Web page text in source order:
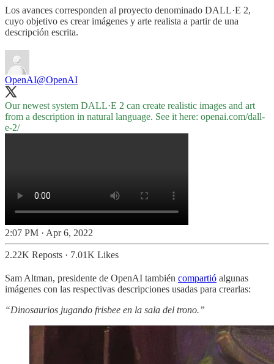
Los avances corresponden al proyecto denominado DALL·E 2,
cuyo objetivo es crear imágenes y arte realista a partir de una
descripción escrita.
OpenAI@OpenAI
Our newest system DALL·E 2 can create realistic images and art
from a description in natural language. See it here: openai.com/dall-
e-2/
2:07 PM · Apr 6, 2022
2.22K Reposts · 7.01K Likes
Sam Altman, presidente de OpenAI también compartió algunas
imágenes con las respectivas descripciones usadas para crearlas:
“Dinosaurios jugando frisbee en la sala del trono.”